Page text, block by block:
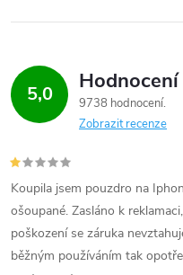
s
5,0
9738 hodnocení
Zobrazit recenze
Koupila jsem pouzdro na
ošoupané. Zasláno k
poškození se záruka
běžným používáním tak